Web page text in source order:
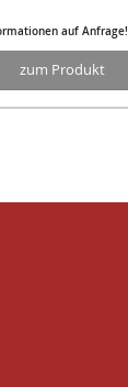
auf Anfrage!
zum Produkt